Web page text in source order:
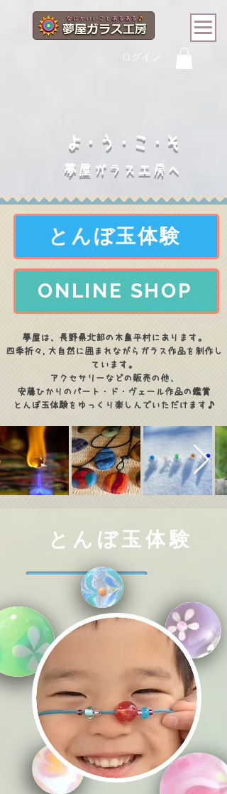
ログイン
よ・う・こ・そ
夢屋ガラス工房へ
とんぼ玉体験
ONLINE SHOP
夢屋は、長野県北部の木島平村にあります。
四季折々,大自然に囲まれながらガラス作品を制作し
ています。
アクセサリーなどの販売の他、
安藤ひかりのパート・ド・ヴェール作品の鑑賞
とんぼ玉体験をゆっくり楽しんでいただけます♪
とんぼ玉体験